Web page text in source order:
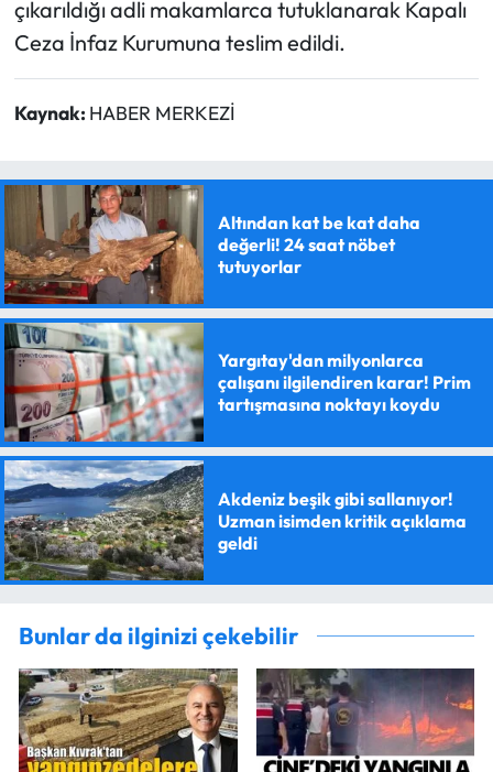
çıkarıldığı adli makamlarca tutuklanarak Kapalı
Ceza İnfaz Kurumuna teslim edildi.
Kaynak: HABER MERKEZİ
Altından kat be kat daha
değerli! 24 saat nöbet
tutuyorlar
Yargıtay'dan milyonlarca
çalışanı ilgilendiren karar! Prim
tartışmasına noktayı koydu
Akdeniz beşik gibi sallanıyor!
Uzman isimden kritik açıklama
geldi
Bunlar da ilginizi çekebilir